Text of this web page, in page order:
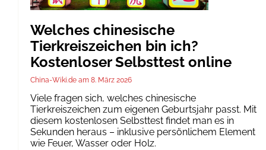
Welches chinesische
Tierkreiszeichen bin ich?
Kostenloser Selbsttest online
China-Wiki.de 8. März 2026
Viele fragen sich, welches chinesische
Tierkreiszeichen zum eigenen Geburtsjahr passt. Mit
diesem kostenlosen Selbsttest findet man es in
Sekunden heraus – inklusive persönlichem Element
wie Feuer, Wasser oder Holz.